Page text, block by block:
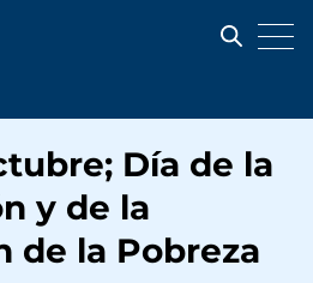
Día de la
y de la
de la Pobreza